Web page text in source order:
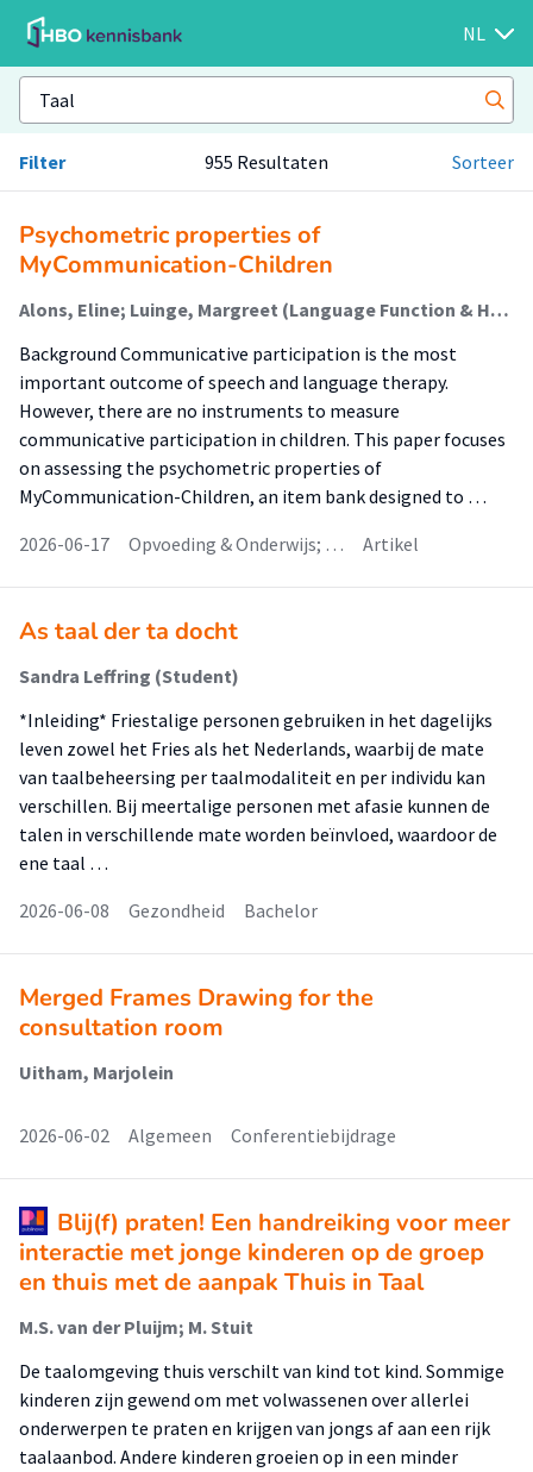
NL
Filter 955 Resultaten Sorteer
Psychometric properties of
MyCommunication-Children
Alons, Eline; Luinge, Margreet (Language Function & Healthy Ageing); Gerrits, Ellen; Ter Wal, Nicole; Van Ewijk, Lisette; Schalet, Benjamin; Terwee, Caroline Barbara
Background Communicative participation is the most
important outcome of speech and language therapy.
However, there are no instruments to measure
communicative participation in children. This paper focuses
on assessing the psychometric properties of
MyCommunication-Children, an item bank designed to …
2026-06-17
Opvoeding & Onderwijs; … Artikel
As taal der ta docht
Sandra Leffring (Student)
*Inleiding* Friestalige personen gebruiken in het dagelijks
leven zowel het Fries als het Nederlands, waarbij de mate
van taalbeheersing per taalmodaliteit en per individu kan
verschillen. Bij meertalige personen met afasie kunnen de
talen in verschillende mate worden beïnvloed, waardoor de
ene taal …
2026-06-08
Gezondheid Bachelor
Merged Frames Drawing for the
consultation room
Uitham, Marjolein
2026-06-02 Algemeen Conferentiebijdrage
Blij(f) praten! Een handreiking voor meer
interactie met jonge kinderen op de groep
en thuis met de aanpak Thuis in Taal
M.S. van der Pluijm; M. Stuit
De taalomgeving thuis verschilt van kind tot kind. Sommige
kinderen zijn gewend om met volwassenen over allerlei
onderwerpen te praten en krijgen van jongs af aan een rijk
taalaanbod. Andere kinderen groeien op in een minder